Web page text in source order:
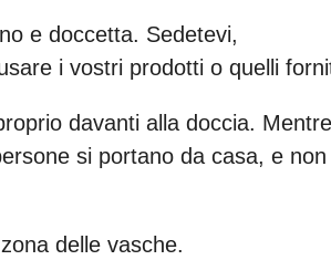
e doccetta. Sedetevi,
i vostri prodotti o quelli
davanti alla doccia. Mentre
si portano da casa, e non
delle vasche.